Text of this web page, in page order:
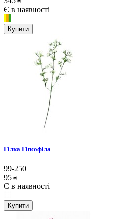
Є в наявності
Купити
Гілка Гіпсофіла
99-250
95 ₴
Є в наявності
Купити